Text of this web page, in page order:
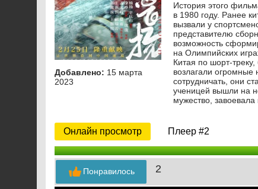
История этого
в 1980 году. Ранее
вызвали у
представителю
возможность
на Олимпийских
Китая по шорт-
возлагали
сотрудничать, они
ученицей вышли на
мужество,
Добавлено: 15 марта
2023
Онлайн просмотр Плеер #2
2
Понравилось